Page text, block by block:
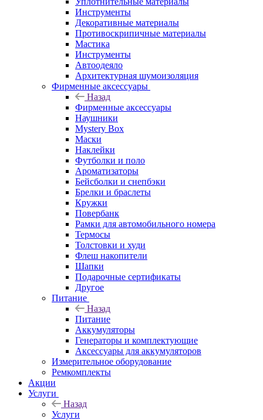
Инструменты
Декоративные материалы
Противоскрипичные материалы
Мастика
Инструменты
Автоодеяло
Архитектурная шумоизоляция
Фирменные аксессуары
Назад
Фирменные аксессуары
Наушники
Mystery Box
Маски
Наклейки
Футболки и поло
Ароматизаторы
Бейсболки и снепбэки
Брелки и браслеты
Кружки
Повербанк
Рамки для автомобильного номера
Термосы
Толстовки и худи
Флеш накопители
Шапки
Подарочные сертификаты
Другое
Питание
Назад
Питание
Аккумуляторы
Генераторы и комплектующие
Аксессуары для аккумуляторов
Измерительное оборудование
Ремкомплекты
Акции
Услуги
Назад
Услуги